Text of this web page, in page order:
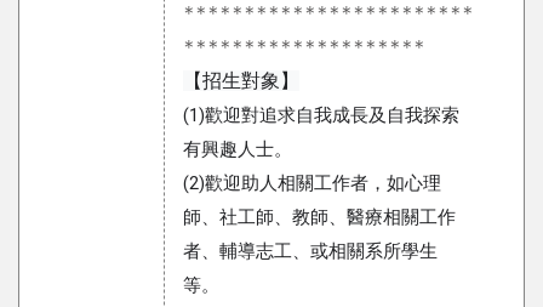
************************
********************
【招生對象】
(1)歡迎對追求自我成長及自我探索
有興趣人士。
(2)歡迎助人相關工作者，如心理
師、社工師、教師、醫療相關工作
者、輔導志工、或相關系所學生
等。